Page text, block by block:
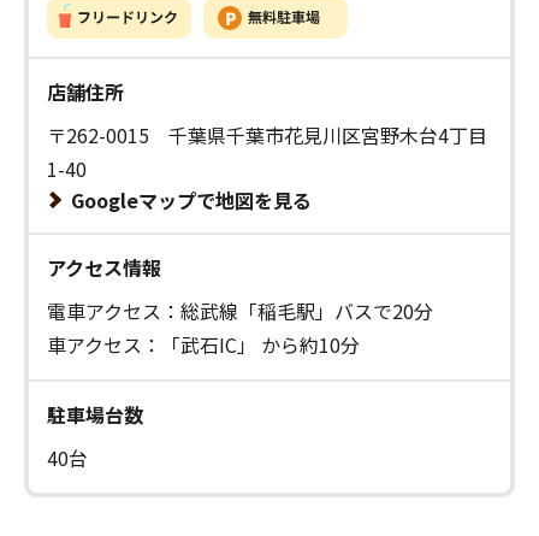
店舗住所
〒262-0015 千葉県千葉市花見川区宮野木台4丁目
1-40
Googleマップで地図を見る
アクセス情報
電車アクセス：総武線「稲毛駅」バスで20分
車アクセス：「武石IC」 から約10分
駐車場台数
40台